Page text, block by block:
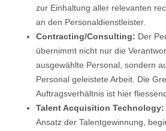
zur Einhaltung aller relevanten
an den Personaldienstleister.
Contracting/Consulting: Der
übernimmt nicht nur die
ausgewählte Personal, sondern
Personal geleistete Arbeit. Die
Auftragsverhältnis ist hier
Talent Acquisition Technology:
Ansatz der Talentgewinnung,